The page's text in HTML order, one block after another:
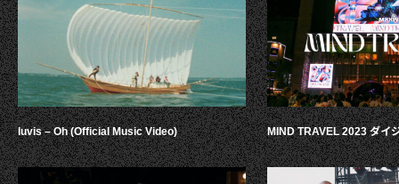
luvis – Oh (Official Music Video) MIND TRAVEL 2023 ダイ